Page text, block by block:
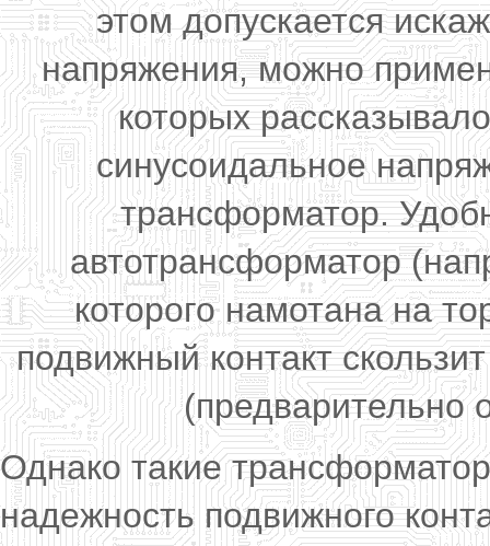
этом допускается
напряжения, можно
которых
синусоидальное
трансформатор.
автотрансформатор
которого намотана на
подвижный контакт
(предварительно
Однако такие
надежность подвижного